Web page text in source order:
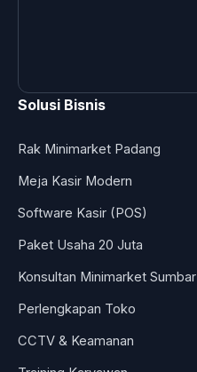
Solusi Bisnis
Rak Minimarket Padang
Meja Kasir Modern
Software Kasir (POS)
Paket Usaha 20 Juta
Konsultan Minimarket Sumbar
Perlengkapan Toko
CCTV & Keamanan